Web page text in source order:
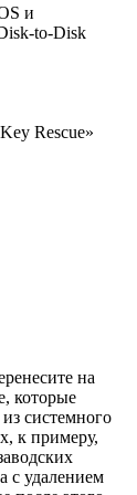
и
to-Disk
Rescue»
на
которые
системного
к примеру,
с удалением